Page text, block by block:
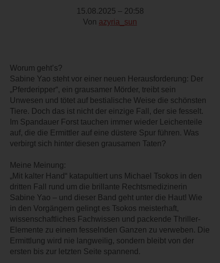
15.08.2025 – 20:58
Von azyria_sun
Worum geht’s?
Sabine Yao steht vor einer neuen Herausforderung: Der
„Pferderipper“, ein grausamer Mörder, treibt sein
Unwesen und tötet auf bestialische Weise die schönsten
Tiere. Doch das ist nicht der einzige Fall, der sie fesselt.
Im Spandauer Forst tauchen immer wieder Leichenteile
auf, die die Ermittler auf eine düstere Spur führen. Was
verbirgt sich hinter diesen grausamen Taten?
Meine Meinung:
„Mit kalter Hand“ katapultiert uns Michael Tsokos in den
dritten Fall rund um die brillante Rechtsmedizinerin
Sabine Yao – und dieser Band geht unter die Haut! Wie
in den Vorgängern gelingt es Tsokos meisterhaft,
wissenschaftliches Fachwissen und packende Thriller-
Elemente zu einem fesselnden Ganzen zu verweben. Die
Ermittlung wird nie langweilig, sondern bleibt von der
ersten bis zur letzten Seite spannend.